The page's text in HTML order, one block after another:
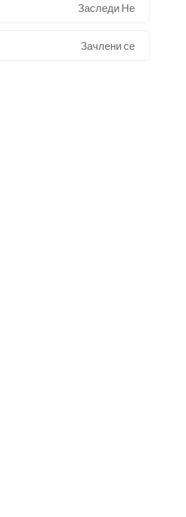
Заследи Не
Зачлени се